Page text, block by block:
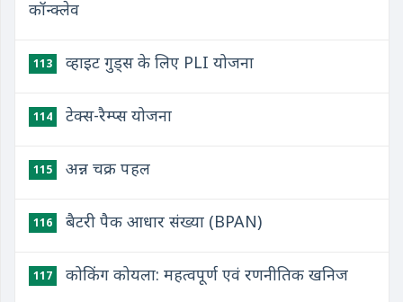
कॉन्क्लेव
113 व्हाइट गुड्स के लिए PLI योजना
114 टेक्स-रैम्प्स योजना
115 अन्न चक्र पहल
116 बैटरी पैक आधार संख्या (BPAN)
117 कोकिंग कोयला: महत्वपूर्ण एवं रणनीतिक खनिज